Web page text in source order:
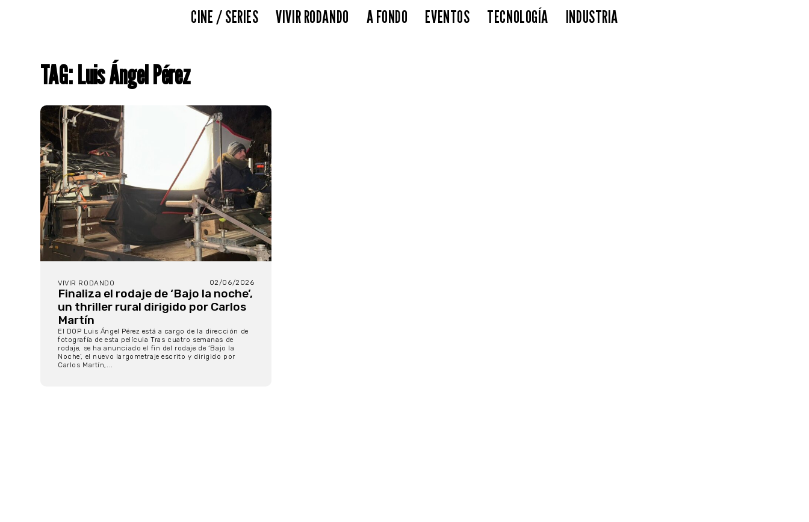
CINE / SERIES VIVIR RODANDO A FONDO EVENTOS TECNOLOGÍA INDUSTRIA
TAG: Luis Ángel Pérez
VIVIR RODANDO 02/06/2026
Finaliza el rodaje de ‘Bajo la noche’,
un thriller rural dirigido por Carlos
Martín
El DOP Luis Ángel Pérez está a cargo de la dirección de
fotografía de esta película Tras cuatro semanas de
rodaje, se ha anunciado el fin del rodaje de ‘Bajo la
Noche’, el nuevo largometraje escrito y dirigido por
Carlos Martín,...